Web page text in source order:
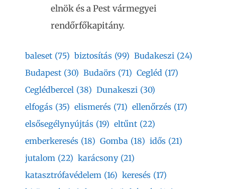
elnök és a Pest vármegyei
rendőrfőkapitány.
baleset (75) biztosítás (99) Budakeszi (24)
Budapest (30) Budaörs (71) Cegléd (17)
Ceglédbercel (38) Dunakeszi (30)
elfogás (35) elismerés (71) ellenőrzés (17)
elsősegélynyújtás (19) eltűnt (22)
emberkeresés (18) Gomba (18) idős (21)
jutalom (22) karácsony (21)
katasztrófavédelem (16) keresés (17)